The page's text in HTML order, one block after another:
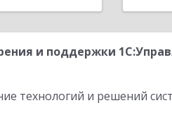
и поддержки
технологий и решений